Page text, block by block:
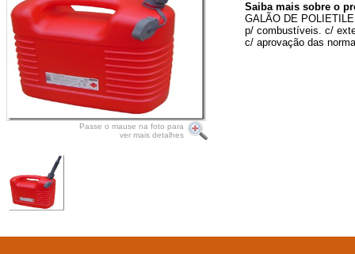
Passe o mause na foto para
ver mais detalhes
Saiba mais sobre o
GALÃO DE
p/ combustíveis. c/
c/ aprovação das